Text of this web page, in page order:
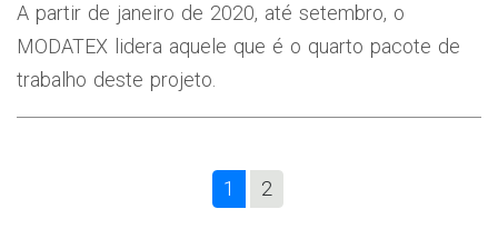
A partir de janeiro de 2020, até setembro, o
MODATEX lidera aquele que é o quarto pacote de
trabalho deste projeto.
1 2